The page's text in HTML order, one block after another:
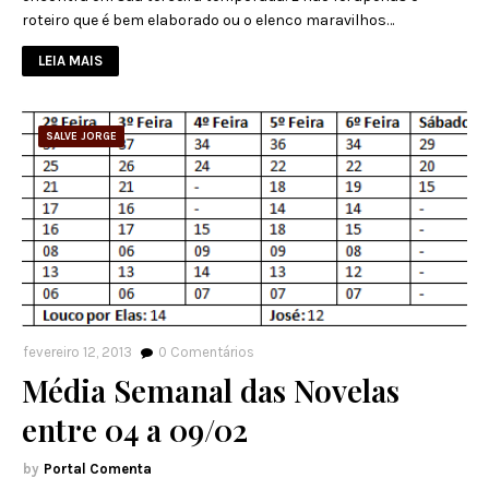
roteiro que é bem elaborado ou o elenco maravilhos…
LEIA MAIS
SALVE JORGE
fevereiro 12, 2013 0 Comentários
Média Semanal das Novelas
entre 04 a 09/02
Portal Comenta